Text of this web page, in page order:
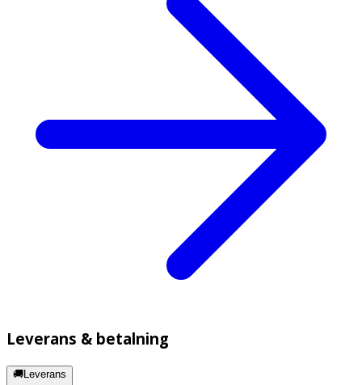
Leverans & betalning
🚚Leverans